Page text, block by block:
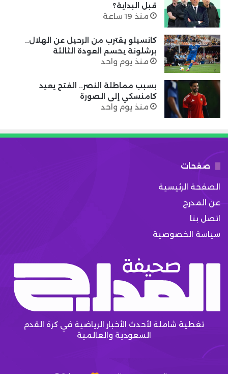
قبل البداية؟
منذ 19 ساعة
كانسيلو يقترب من الرحيل عن الهلال..
برشلونة يحسم العودة الثالثة
منذ يوم واحد
بسبب مماطلة النصر.. الفتح يعيد
كامنسكي إلى الصورة
منذ يوم واحد
صفحات
الصفحة الرئيسية
عن المدرج
اتصل بنا
سياسة الخصوصية
تغطية شاملة لأحدث الأخبار الرياضية في كرة القدم
السعودية والعالمية